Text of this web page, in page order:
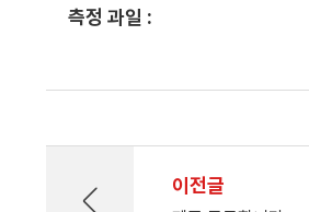
측정 과일 :
이전글